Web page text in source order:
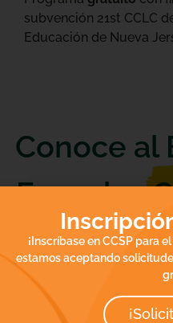
subvención 21st CCLC
Educación de Nueva
Conoce al
Escuela
¡Inscríbase en CCSP para
estamos aceptando